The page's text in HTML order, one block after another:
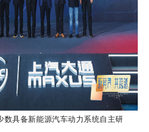
数具备新能源汽车动力系统自主研